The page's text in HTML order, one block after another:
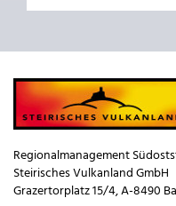
Regionalmanagement
Steirisches Vulkanland GmbH
Grazertorplatz 15/4, A-8490